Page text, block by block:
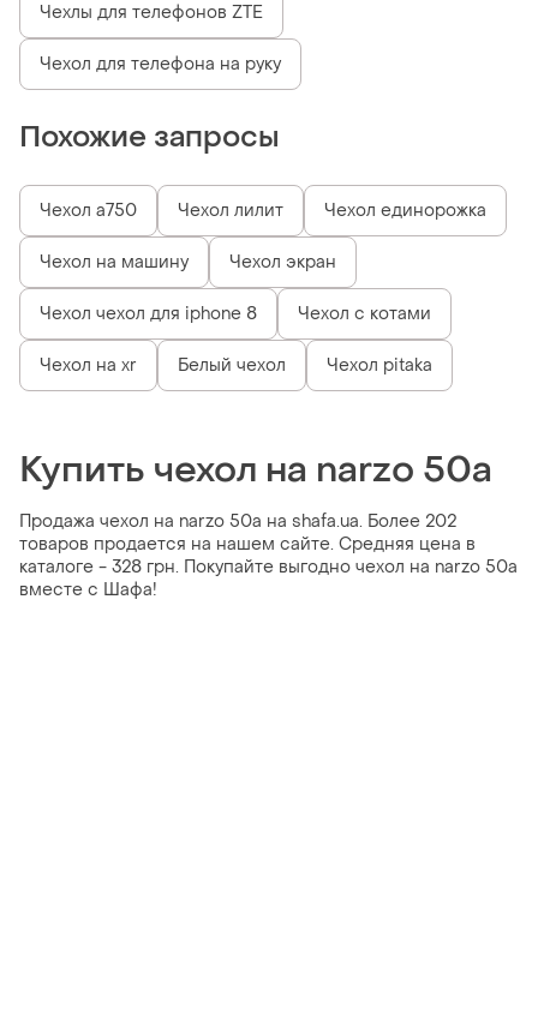
Чехлы для телефонов ZTE
Чехол для телефона на руку
Похожие запросы
Чехол a750 Чехол лилит Чехол единорожка
Чехол на машину Чехол экран
Чехол чехол для iphone 8 Чехол с котами
Чехол на xr Белый чехол Чехол pitaka
Купить чехол на narzo 50a
Продажа чехол на narzo 50a на shafa.ua. Более 202
товаров продается на нашем сайте. Средняя цена в
каталоге - 328 грн. Покупайте выгодно чехол на narzo 50a
вместе с Шафа!